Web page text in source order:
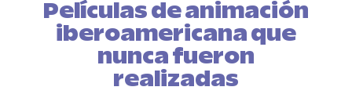
Películas de animación
iberoamericana que
nunca fueron
realizadas